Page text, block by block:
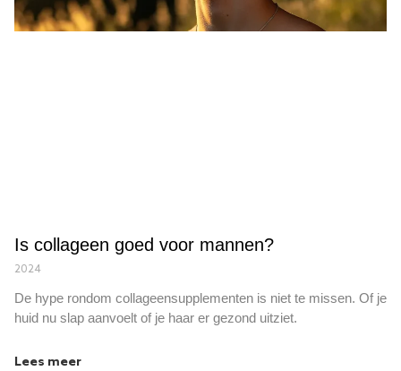
Is collageen goed voor mannen?
2024
De hype rondom collageensupplementen is niet te missen. Of je
huid nu slap aanvoelt of je haar er gezond uitziet.
Lees meer